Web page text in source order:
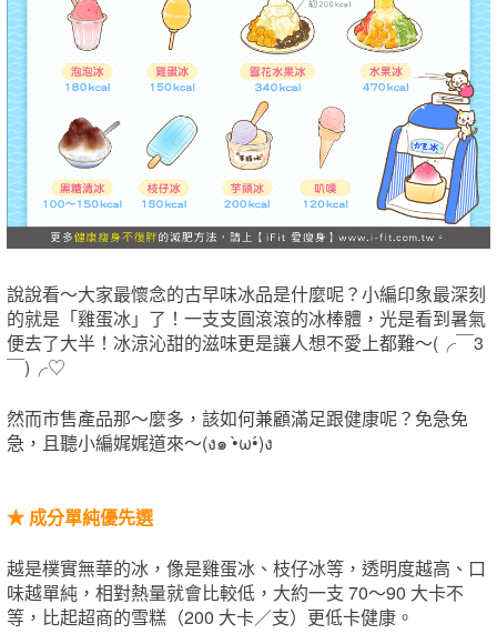
說說看～大家最懷念的古早味冰品是什麼呢？小編印象最深刻
的就是「雞蛋冰」了！一支支圓滾滾的冰棒體，光是看到暑氣
便去了大半！冰涼沁甜的滋味更是讓人想不愛上都難～(╭￣3
￣)╭♡
然而市售產品那～麼多，該如何兼顧滿足跟健康呢？免急免
急，且聽小編娓娓道來～(ง๑ •̀ω•́)ง
★ 成分單純優先選
越是樸實無華的冰，像是雞蛋冰、枝仔冰等，透明度越高、口
味越單純，相對熱量就會比較低，大約一支 70～90 大卡不
等，比起超商的雪糕（200 大卡／支）更低卡健康。